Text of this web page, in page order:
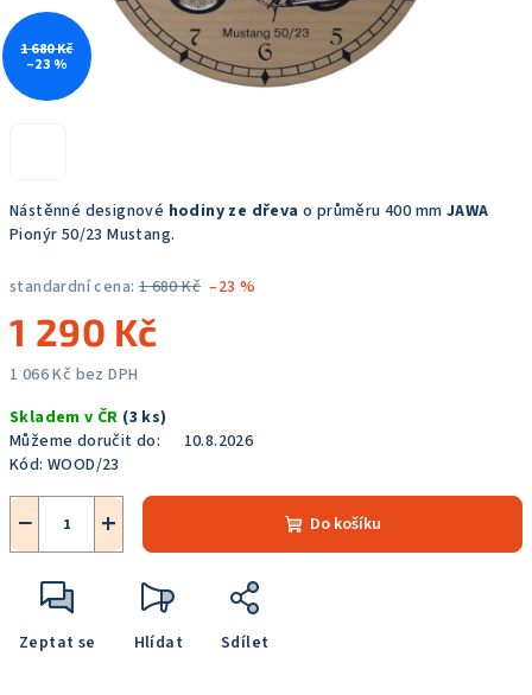
Nástěnné designové hodiny ze dřeva o průměru 400 mm JAWA
Pionýr 50/23 Mustang.
standardní cena: 1 680 Kč –23 %
1 290 Kč
1 066 Kč bez DPH
cena:
Skladem v ČR (3 ks)
Můžeme doručit do:
10.8.2026
Kód: WOOD/23
+
− Do košíku
Zeptat se Hlídat Sdílet
1 680 Kč
–23 %